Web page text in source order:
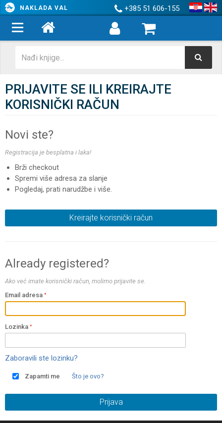
NAKLADA VAL +385 51 606-155
PRIJAVITE SE ILI KREIRAJTE
KORISNIČKI RAČUN
Novi ste?
Registracija je besplatna i laka!
Brži checkout
Spremi više adresa za slanje
Pogledaj, prati narudžbe i više.
Kreirajte korisnički račun
Already registered?
Ako već imate korisnički račun, molimo prijavite se.
Email adresa
Lozinka
Zaboravili ste lozinku?
Zapamti me Što je ovo?
Prijava